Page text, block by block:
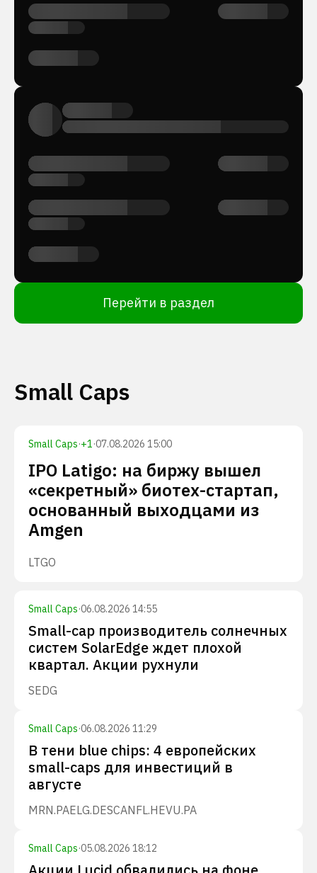
Перейти в раздел
Small Caps
Small Caps·+1·07.08.2026 15:00
IPO Latigo: на биржу вышел
«секретный» биотех-стартап,
основанный выходцами из
Amgen
LTGO
Small Caps·06.08.2026 14:55
Small-cap производитель солнечных
систем SolarEdge ждет плохой
квартал. Акции рухнули
SEDG
Small Caps·06.08.2026 11:29
В тени blue chips: 4 европейских
small-caps для инвестиций в
августе
MRN.PAELG.DESCANFL.HEVU.PA
Small Caps·05.08.2026 18:12